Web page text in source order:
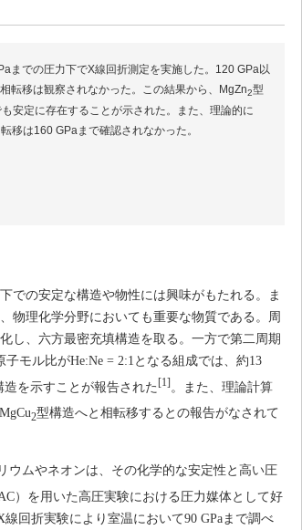
までの圧力下でX線回折測定を実施した。120 GPa以
転移は観察されなかった。この結果から、MgZn2型
安定に存在することが示された。また、理論的に
移は160 GPaまで確認されなかった。
での安定な構造や物性には興味がもたれる。ま
物理化学分野においても重要な物質である。周
し、六方最密充填構造を取る。一方で第二周期
モル比がHe:Ne = 2:1となる組成では、約13
造を示すことが報告された [1] 。また、理論計算
2型構造へと相転移するとの報告がなされて
ウムやネオンは、その化学的な安定性と高い圧
）を用いた高圧実験における圧力媒体として好
回折実験により室温において90 GPaまで調べ